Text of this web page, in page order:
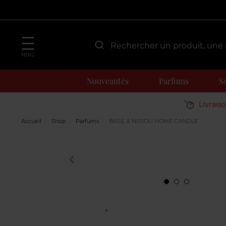
MENU
Nouveautés Parfums
Accueil Shop Parfums BASIL & NEROLI HOME CANDLE